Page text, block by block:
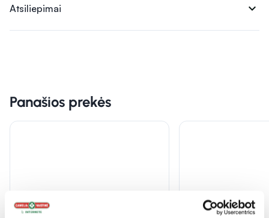
Atsiliepimai expand_more
Panašios prekės